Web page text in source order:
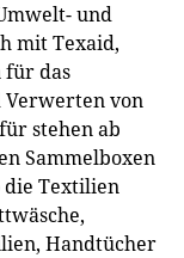
und
mit Texaid,
für das
Verwerten von
stehen ab
Sammelboxen
die Textilien
Handtücher